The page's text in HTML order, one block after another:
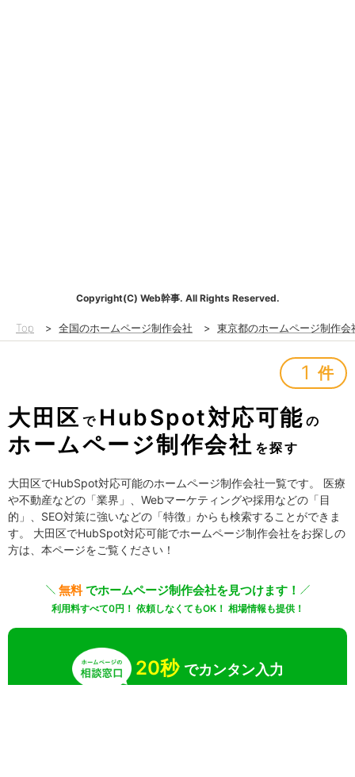
Copyright(C) Web幹事. All Rights Reserved.
Top > 全国のホームページ制作会社 > 東京都のホームページ制作会
1 件
大田区 で HubSpot対応可能 の
ホームページ制作会社 を探す
大田区でHubSpot対応可能のホームページ制作会社一覧です。 医療
や不動産などの「業界」、Webマーケティングや採用などの「目
的」、SEO対策に強いなどの「特徴」からも検索することができま
す。 大田区でHubSpot対応可能でホームページ制作会社をお探しの
方は、本ページをご覧ください！
無料でホームページ制作会社を見つけます！
利用料すべて0円！ 依頼しなくてもOK！ 相場情報も提供！
20秒 でカンタン入力